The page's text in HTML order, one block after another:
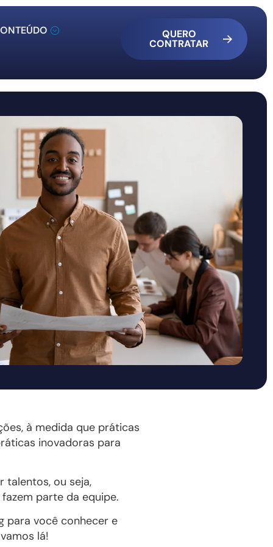
QUERO
CONTRATAR
à medida que práticas
inovadoras para
ou seja,
parte da equipe.
para você conhecer e
lá!